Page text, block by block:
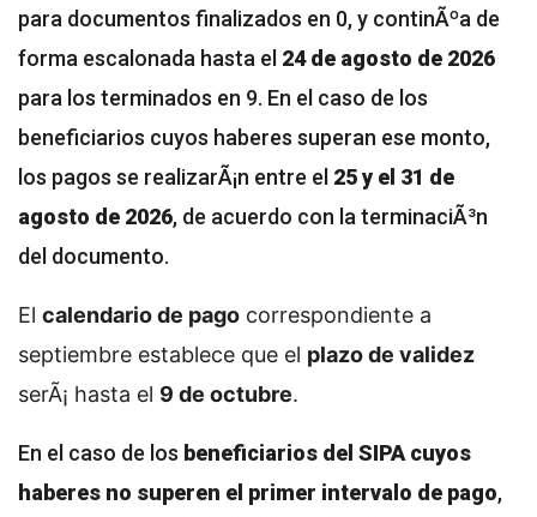
para documentos finalizados en 0, y continÃºa de
forma escalonada hasta el 24 de agosto de 2026
para los terminados en 9. En el caso de los
beneficiarios cuyos haberes superan ese monto,
los pagos se realizarÃ¡n entre el 25 y el 31 de
agosto de 2026, de acuerdo con la terminaciÃ³n
del documento.
El calendario de pago correspondiente a
septiembre establece que el plazo de validez
serÃ¡ hasta el 9 de octubre.
En el caso de los beneficiarios del SIPA cuyos
haberes no superen el primer intervalo de pago,